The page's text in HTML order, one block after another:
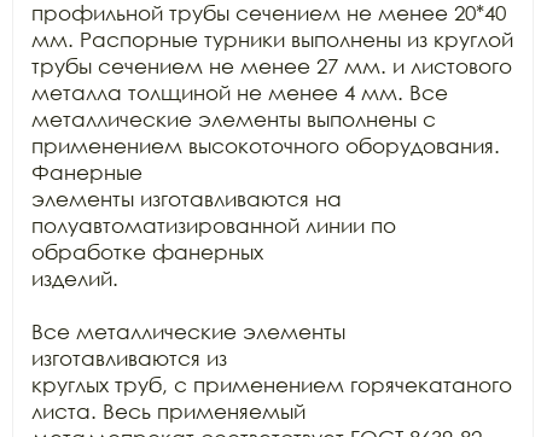
профильной трубы сечением не менее 20*40
мм. Распорные турники выполнены из круглой
трубы сечением не менее 27 мм. и листового
металла толщиной не менее 4 мм. Все
металлические элементы выполнены с
применением высокоточного оборудования.
Фанерные
элементы изготавливаются на
полуавтоматизированной линии по
обработке фанерных
изделий.
Все металлические элементы
изготавливаются из
круглых труб, с применением горячекатаного
листа. Весь применяемый